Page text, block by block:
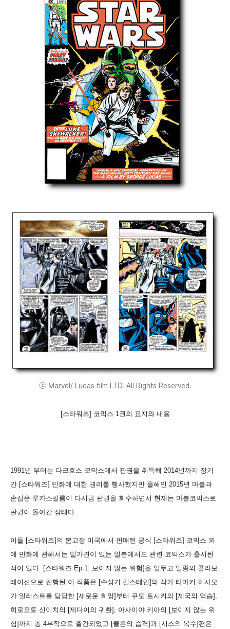
ⓒ Marvel/ Lucas film LTD. All Rights Reserved.
[스타워즈] 코믹스 1권의 표지와 내용
1991년 부터는 다크호스 코믹스에서 판권을 취득해 2014년까지 장기
간 [스타워즈] 만화에 대한 권리를 행사했지만 올해인 2015년 마블과
손잡은 루카스필름이 다시금 판권을 회수하면서 현재는 마블코믹스로
판권이 돌아간 상태다.
이들 [스타워즈]의 본고장 미국에서 판매된 공식 [스타워즈] 코믹스 외
에 만화에 관해서는 일가견이 있는 일본에서도 관련 코믹스가 출시된
적이 있다. [스타워즈 Ep.1: 보이지 않는 위험]을 앞두고 일종의 콜라보
레이션으로 진행된 이 작품은 [수성기 길스테인]의 작가 타마키 히사오
가 일러스트를 담당한 [새로운 희망]부터 쿠도 토시키의 [제국의 역습],
히로모토 신이치의 [제다이의 귀환], 아사미야 키아의 [보이지 않는 위
험]까지 총 4부작으로 출간되었고 [클론의 습격]과 [시스의 복수]편은